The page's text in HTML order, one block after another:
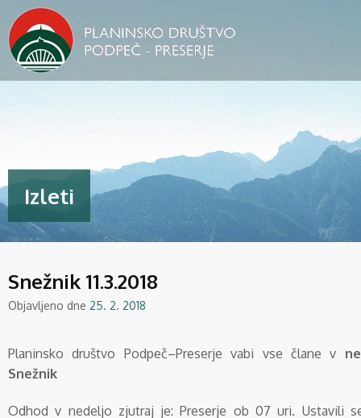
Izleti
Snežnik 11.3.2018
Objavljeno dne 25. 2. 2018
Planinsko društvo Podpeč–Preserje vabi vse člane v
Snežnik
Odhod v nedeljo zjutraj je:Preserje ob 07 uri. Ustavili